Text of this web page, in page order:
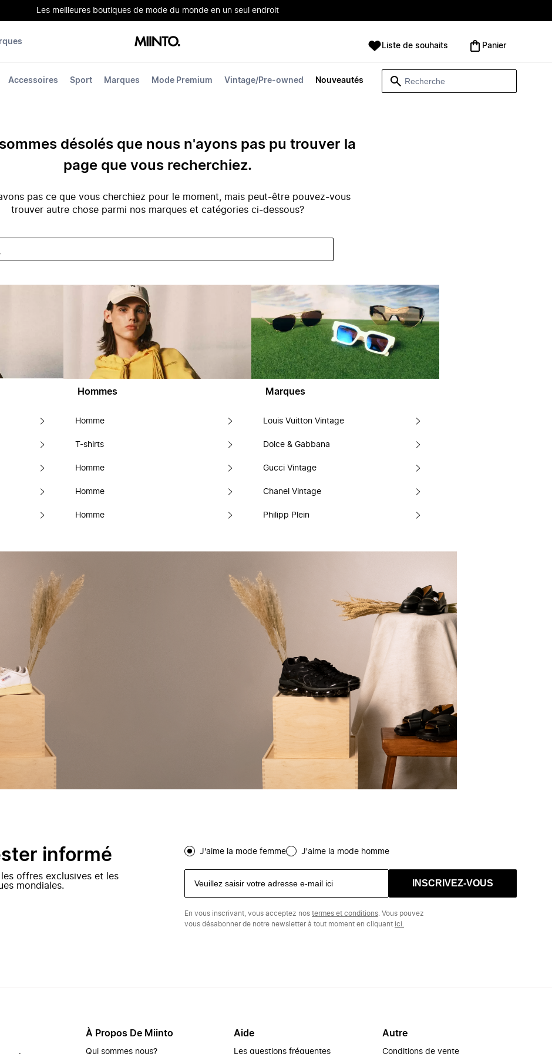
Les meilleures boutiques de mode du monde en un seul endroit
Accessoires Sport Marques Mode Premium Vintage/Pre-owned Nouveautés
Liste de souhaits Panier
désolés que nous n'ayons pas pu trouver la
page que vous recherchiez.
pas ce que vous cherchiez pour le moment, mais peut-être pouvez-vous
trouver autre chose parmi nos marques et catégories ci-dessous?
Hommes
Homme
T-shirts
Homme
Homme
Homme
Marques
Louis Vuitton Vintage
Dolce & Gabbana
Gucci Vintage
Chanel Vintage
Philipp Plein
informé
offres exclusives et les
mondiales.
J'aime la mode femme J'aime la mode homme
INSCRIVEZ-VOUS
En vous inscrivant, vous acceptez nos termes et conditions . Vous pouvez
vous désabonner de notre newsletter à tout moment en cliquant ici.
À Propos De Miinto
Qui sommes nous?
Aide
Les questions fréquentes
Autre
Conditions de vente